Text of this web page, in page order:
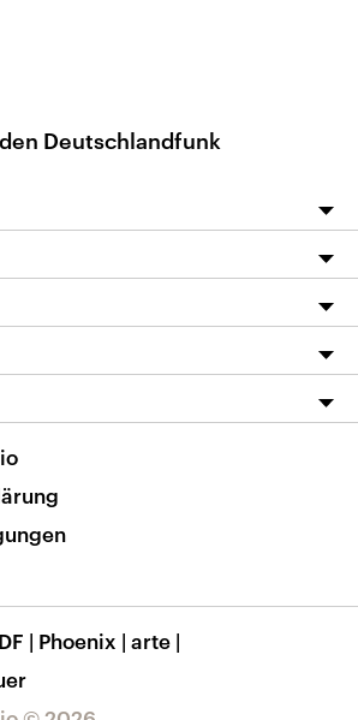
Deutschlandfunk
auf dlf.de
App
App
| Phoenix | arte |